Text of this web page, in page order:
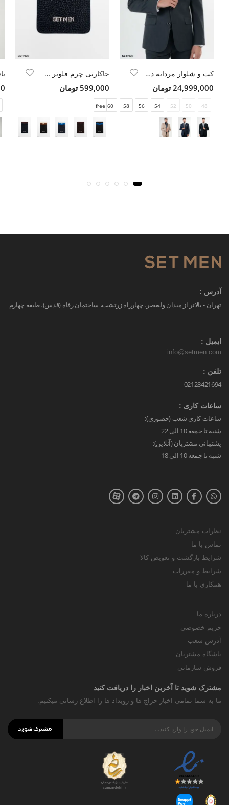
کت و شلوار مردانه دو تکه یقه انگلیسی
24,999,000 تومان
48
50
52
54
56
58
60
جاکارتی چرم فلوتر ست من
599,000 تومان
free
آدرس :
تهران - بالاتر از میدان ولیعصر، چهارراه زرتشت، ساختمان رفاه (قدس)، طبقه چهارم
ایمیل :
info@setmen.com
تلفن :
02128421694
ساعات کاری :
ساعات کاری شعب (حضوری):
شنبه تا جمعه 10 الی 22
پشتیبانی مشتریان (آنلاین):
شنبه تا جمعه 10 الی 18
نظرات مشتریان
تماس با ما
شرایط بازگشت و تعویض کالا
شرایط و مقررات
همکاری با ما
درباره ما
حریم خصوصی
آدرس شعب
باشگاه مشتریان
فروش سازمانی
مشترک شوید تا آخرین اخبار را دریافت کنید
ما به شما تمامی اخبار حراج ها و رویداد ها را اطلاع رسانی میکنیم.
مشترک شوید